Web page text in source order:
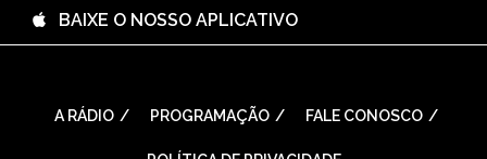
⠀BAIXE O NOSSO APLICATIVO
A RÁDIO PROGRAMAÇÃO FALE CONOSCO